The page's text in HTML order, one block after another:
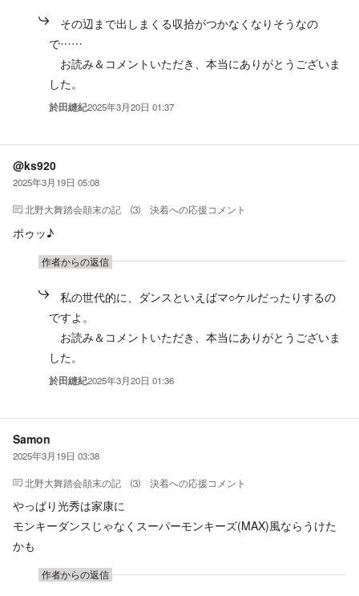
その辺まで出しまくる収拾がつかなくなりそうなの
で……
お読み＆コメントいただき、本当にありがとうございま
した。
於田縫紀2025年3月20日 01:37
@ks920
2025年3月19日 05:08
北野大舞踏会顛末の記 ⑶ 決着への応援コメント
ポゥッ♪
作者からの返信
私の世代的に、ダンスといえばマ○ケルだったりするの
ですよ。
お読み＆コメントいただき、本当にありがとうございま
した。
於田縫紀2025年3月20日 01:36
Samon
2025年3月19日 03:38
北野大舞踏会顛末の記 ⑶ 決着への応援コメント
やっぱり光秀は家康に
モンキーダンスじゃなくスーパーモンキーズ(MAX)風ならうけた
かも
作者からの返信